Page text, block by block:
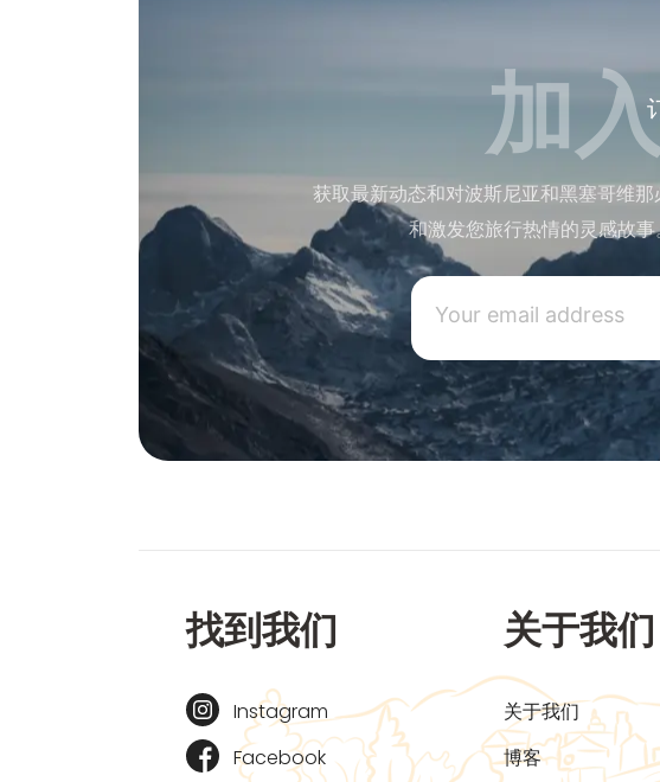
加
获取最新动态和对波斯尼亚和黑塞哥维
和激发您旅行热情的灵感故
找到我们
Instagram
Facebook
关于我们
关于我们
博客